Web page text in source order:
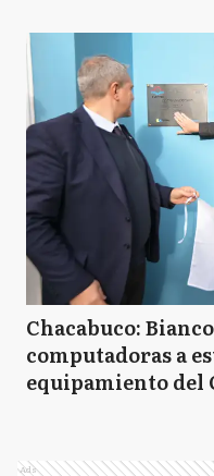
Chacabuco:
computadoras a
equipamiento
Ads